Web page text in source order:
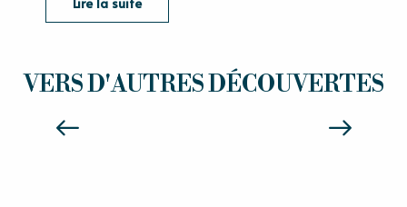
VERS D'AUTRES DÉCOUVERTES
TERRE D'HISTOIRE MÉDIÉVALE